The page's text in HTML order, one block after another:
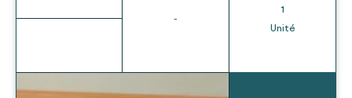
-
1
Unité